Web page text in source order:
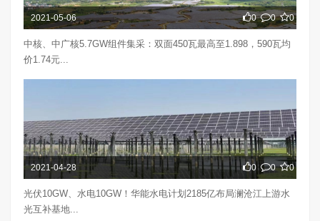
2021-05-06 0 0 0
中核、中广核5.7GW组件集采：双面450瓦最高至1.898，590瓦均
价1.74元...
2021-04-28 0 0 0
光伏10GW、水电10GW！华能水电计划2185亿布局澜沧江上游水
光互补基地...